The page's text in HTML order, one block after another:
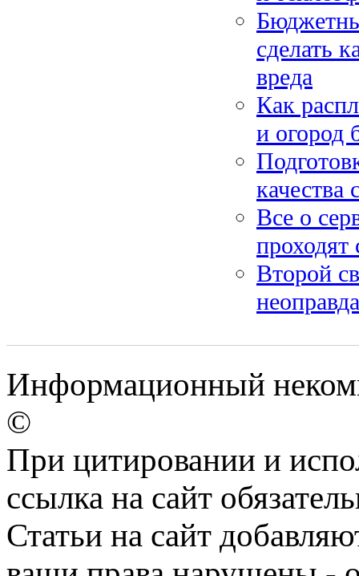
сделать
вреда
Как
и огород
качества
Все о
проходят
Второй
Информационный
©
При цитировании и
ссылка на сайт
Статьи на сайт